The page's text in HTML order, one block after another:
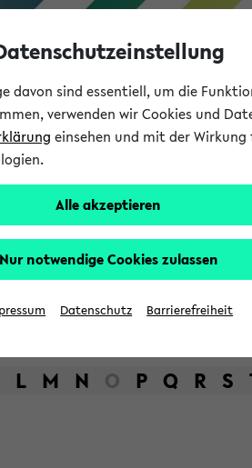
L M N O P Q R S
davon sind essentiell, um die
verwenden wir Cookies und
einsehen und mit der
Alle akzeptieren
Nur notwendige Cookies zulassen
Datenschutz Barrierefreiheit